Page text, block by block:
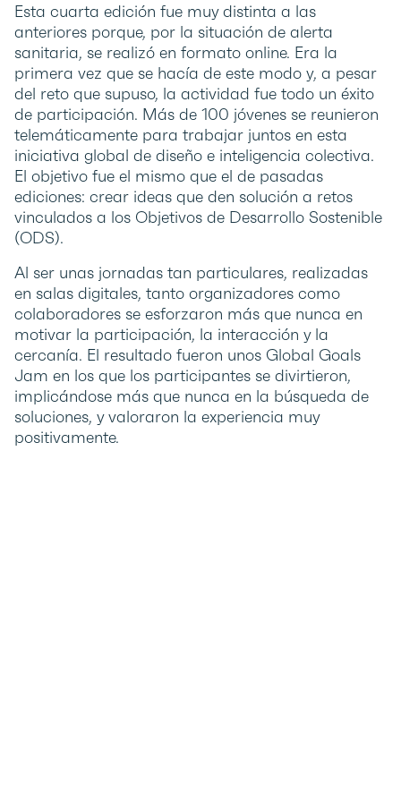
Esta cuarta edición fue muy distinta a las
anteriores porque, por la situación de alerta
sanitaria, se realizó en formato online. Era la
primera vez que se hacía de este modo y, a pesar
del reto que supuso, la actividad fue todo un éxito
de participación. Más de 100 jóvenes se reunieron
telemáticamente para trabajar juntos en esta
iniciativa global de diseño e inteligencia colectiva.
El objetivo fue el mismo que el de pasadas
ediciones: crear ideas que den solución a retos
vinculados a los Objetivos de Desarrollo Sostenible
(ODS).
Al ser unas jornadas tan particulares, realizadas
en salas digitales, tanto organizadores como
colaboradores se esforzaron más que nunca en
motivar la participación, la interacción y la
cercanía. El resultado fueron unos Global Goals
Jam en los que los participantes se divirtieron,
implicándose más que nunca en la búsqueda de
soluciones, y valoraron la experiencia muy
positivamente.